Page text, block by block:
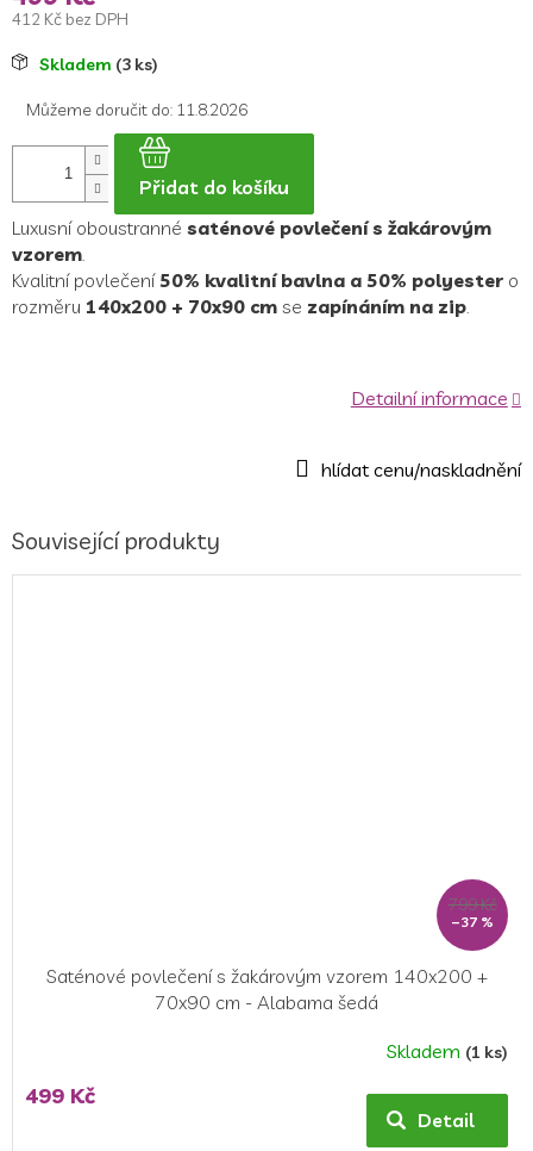
412 Kč bez DPH
MěrnáSkladem (3 ks)
Můžeme doručit do: 11.8.2026
Přidat do košíku
Luxusní oboustranné saténové povlečení s žakárovým
vzorem
Kvalitní povlečení 50% kvalitní bavlna a 50% polyester o
rozměru 140x200 + 70x90 cm se zapínáním na zip
Detailní informace
Související produkty
799 Kč
–37 %
Saténové povlečení s žakárovým vzorem 140x200 +
70x90 cm - Alabama šedá
Skladem (1 ks)
499 Kč
Detail